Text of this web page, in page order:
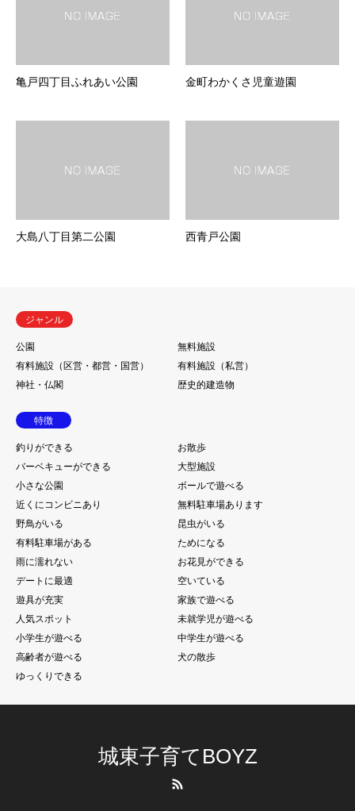
亀戸四丁目ふれあい公園 金町わかくさ児童遊園
大島八丁目第二公園 西青戸公園
ジャンル
公園
無料施設
有料施設（区営・都営・国営）
有料施設（私営）
神社・仏閣
歴史的建造物
特徴
釣りができる
お散歩
バーベキューができる
大型施設
小さな公園
ボールで遊べる
近くにコンビニあり
無料駐車場あります
野鳥がいる
昆虫がいる
有料駐車場がある
ためになる
雨に濡れない
お花見ができる
デートに最適
空いている
遊具が充実
家族で遊べる
人気スポット
未就学児が遊べる
小学生が遊べる
中学生が遊べる
高齢者が遊べる
犬の散歩
ゆっくりできる
城東子育てBOYZ